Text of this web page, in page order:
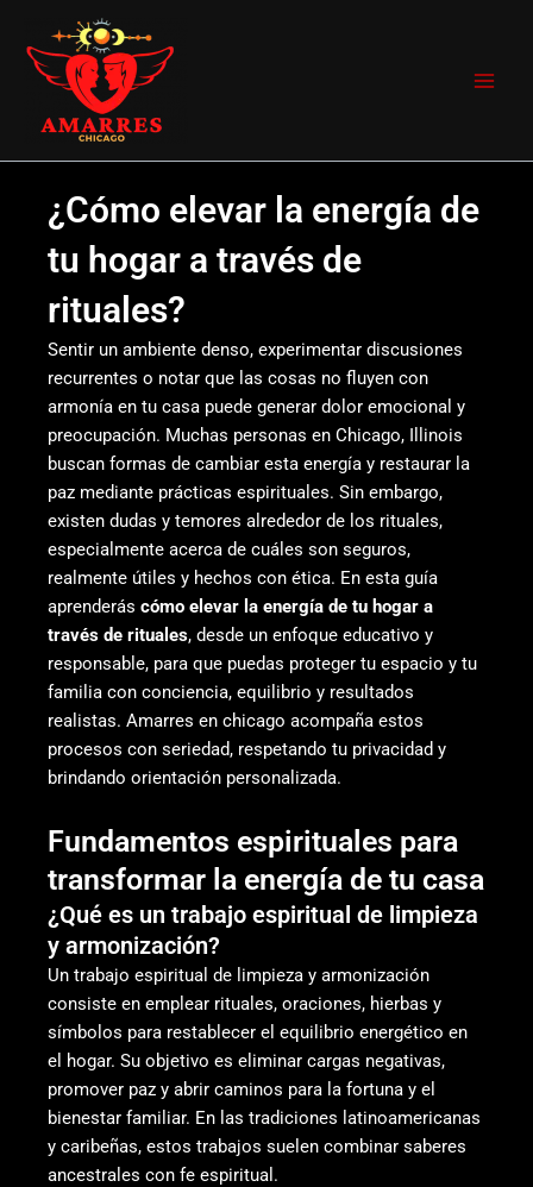
contenido
¿Cómo elevar la energía de
tu hogar a través de
rituales?
Sentir un ambiente denso, experimentar discusiones
recurrentes o notar que las cosas no fluyen con
armonía en tu casa puede generar dolor emocional y
preocupación. Muchas personas en Chicago, Illinois
buscan formas de cambiar esta energía y restaurar la
paz mediante prácticas espirituales. Sin embargo,
existen dudas y temores alrededor de los rituales,
especialmente acerca de cuáles son seguros,
realmente útiles y hechos con ética. En esta guía
aprenderás cómo elevar la energía de tu hogar a
través de rituales, desde un enfoque educativo y
responsable, para que puedas proteger tu espacio y tu
familia con conciencia, equilibrio y resultados
realistas. Amarres en chicago acompaña estos
procesos con seriedad, respetando tu privacidad y
brindando orientación personalizada.
Fundamentos espirituales para
transformar la energía de tu casa
¿Qué es un trabajo espiritual de limpieza
y armonización?
Un trabajo espiritual de limpieza y armonización
consiste en emplear rituales, oraciones, hierbas y
símbolos para restablecer el equilibrio energético en
el hogar. Su objetivo es eliminar cargas negativas,
promover paz y abrir caminos para la fortuna y el
bienestar familiar. En las tradiciones latinoamericanas
y caribeñas, estos trabajos suelen combinar saberes
ancestrales con fe espiritual.